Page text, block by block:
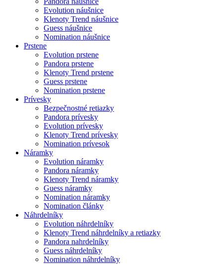
Evolution náušnice
Klenoty Trend náušnice
Guess náušnice
Nomination náušnice
Prstene
Evolution prstene
Pandora prstene
Klenoty Trend prstene
Guess prstene
Nomination prstene
Prívesky
Bezpečnostné retiazky
Pandora prívesky
Evolution prívesky
Klenoty Trend prívesky
Nomination prívesok
Náramky
Evolution náramky
Pandora náramky
Klenoty Trend náramky
Guess náramky
Nomination náramky
Nomination články
Náhrdelníky
Evolution náhrdelníky
Klenoty Trend náhrdelníky a retiazky
Pandora nahrdelníky
Guess náhrdelníky
Nomination náhrdelníky